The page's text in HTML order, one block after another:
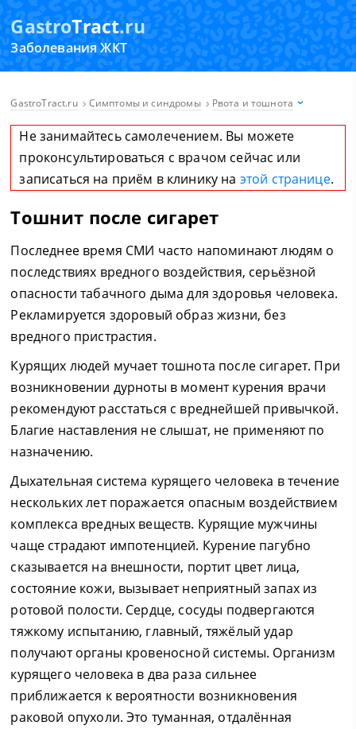
GastroTract.ru
Заболевания ЖКТ
GastroTract.ru Симптомы и синдромы Рвота и тошнота
Не занимайтесь самолечением. Вы можете
проконсультироваться с врачом сейчас или
записаться на приём в клинику на этой странице.
Тошнит после сигарет
Последнее время СМИ часто напоминают людям о
последствиях вредного воздействия, серьёзной
опасности табачного дыма для здоровья человека.
Рекламируется здоровый образ жизни, без
вредного пристрастия.
Курящих людей мучает тошнота после сигарет. При
возникновении дурноты в момент курения врачи
рекомендуют расстаться с вреднейшей привычкой.
Благие наставления не слышат, не применяют по
назначению.
Дыхательная система курящего человека в течение
нескольких лет поражается опасным воздействием
комплекса вредных веществ. Курящие мужчины
чаще страдают импотенцией. Курение пагубно
сказывается на внешности, портит цвет лица,
состояние кожи, вызывает неприятный запах из
ротовой полости. Сердце, сосуды подвергаются
тяжкому испытанию, главный, тяжёлый удар
получают органы кровеносной системы. Организм
курящего человека в два раза сильнее
приближается к вероятности возникновения
раковой опухоли. Это туманная, отдалённая